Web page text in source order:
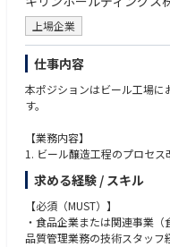
上場企業
仕事内容
本ポジションはビール工場に
す。
【業務内容】
1. ビール醸造工程のプロセ
2. 醸造工程に関わる新規技術
3. 新商品・リニューアル品の
4. 新規・既存原料のアセスメ
5. 品質トラブル（原料・包
調査・対応
求める経験 / スキル
【必須（MUST）】
・食品企業または関連事業（
品質管理業務の技術スタッフ